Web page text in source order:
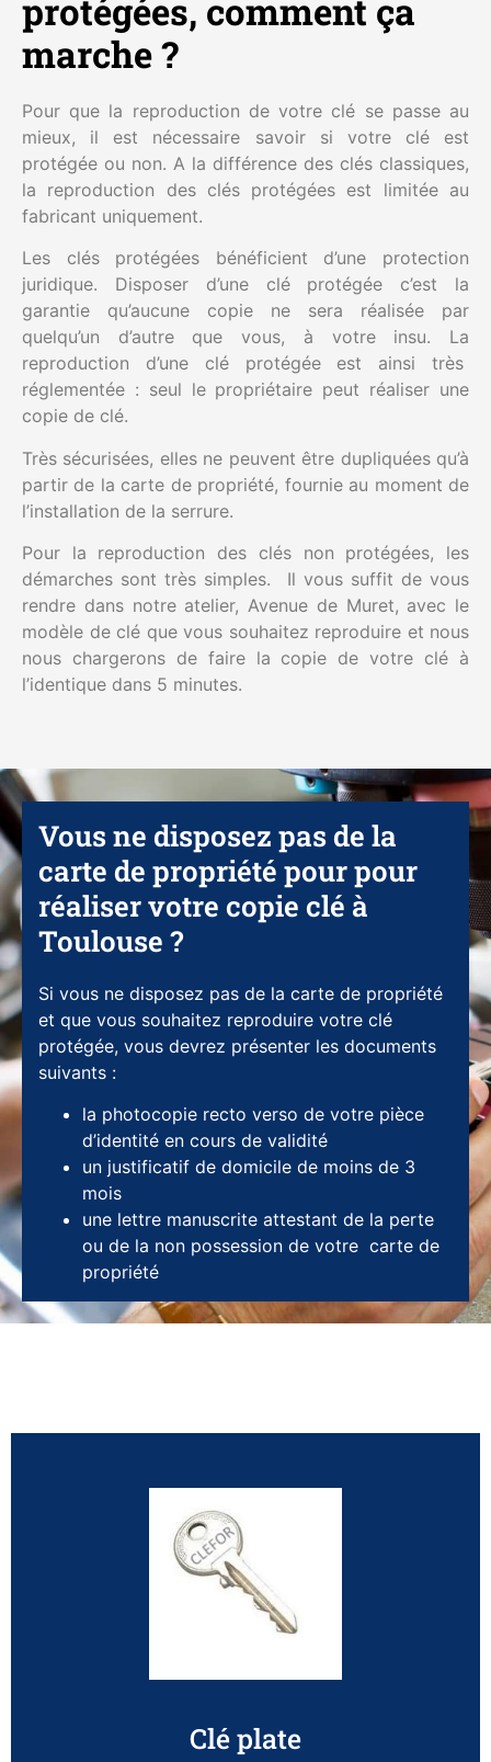
protégées, comment ça
marche ?
Pour que la reproduction de votre clé se passe au
mieux, il est nécessaire savoir si votre clé est
protégée ou non. A la différence des clés classiques,
la reproduction des clés protégées est limitée au
fabricant uniquement.
Les clés protégées bénéficient d’une protection
juridique. Disposer d’une clé protégée c’est la
garantie qu’aucune copie ne sera réalisée par
quelqu’un d’autre que vous, à votre insu. La
reproduction d’une clé protégée est ainsi très
réglementée : seul le propriétaire peut réaliser une
copie de clé.
Très sécurisées, elles ne peuvent être dupliquées qu’à
partir de la carte de propriété, fournie au moment de
l’installation de la serrure.
Pour la reproduction des clés non protégées, les
démarches sont très simples. Il vous suffit de vous
rendre dans notre atelier, Avenue de Muret, avec le
modèle de clé que vous souhaitez reproduire et nous
nous chargerons de faire la copie de votre clé à
l’identique dans 5 minutes.
Vous ne disposez pas de la
carte de propriété pour pour
réaliser votre copie clé à
Toulouse ?
Si vous ne disposez pas de la carte de propriété
et que vous souhaitez reproduire votre clé
protégée, vous devrez présenter les documents
suivants :
la photocopie recto verso de votre pièce
d’identité en cours de validité
un justificatif de domicile de moins de 3
mois
une lettre manuscrite attestant de la perte
ou de la non possession de votre carte de
propriété
Clé plate